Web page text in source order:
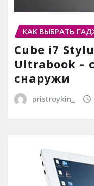
КАК ВЫБРАТЬ
Cube i7
Ultrabook –
снаружи
pristroykin_